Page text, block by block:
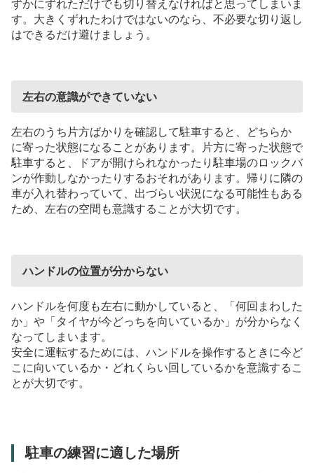
ずかにずれただけでも切り替えなければと思ってしまいま
す。大きくずれたわけではないのなら、不必要な切り返し
はできるだけ避けましょう。
左右の意識ができていない
左右のうち片方ばかりを確認して駐車すると、どちらか
に寄った状態になることがあります。片方に寄った状態で
駐車すると、ドアが開けられなかったり駐車場のロックバ
ンが作動しなかったりするおそれがあります。帰りに隣の
車が入れ替わっていて、出づらい状況になる可能性もある
ため、左右の空間も意識することが大切です。
ハンドルの位置が分からない
ハンドルを何度も左右に動かしていると、「何回まわした
か」や「タイヤが今どっちを向いているか」が分からなく
なってしまいます。
安全に運転するためには、ハンドルを操作するときに今ど
こに向いているか・どれくらい回しているかを意識するこ
とが大切です。
駐車の練習に適した場所